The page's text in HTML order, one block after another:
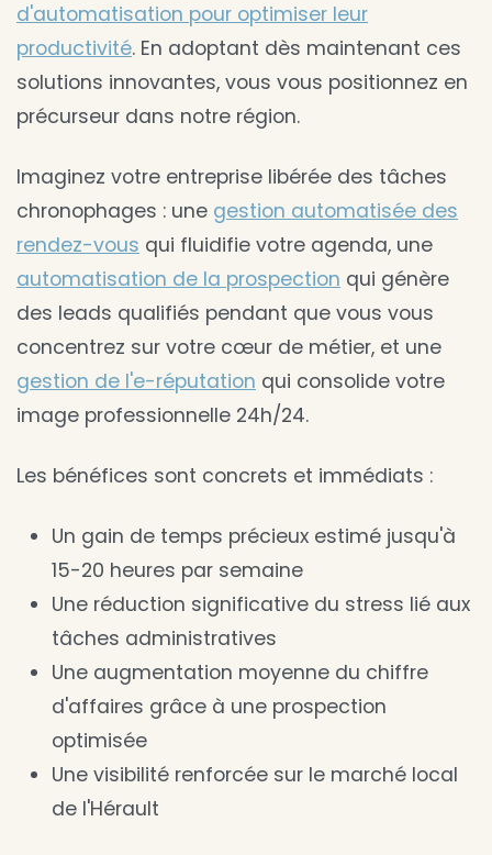
d'automatisation pour optimiser leur
productivité. En adoptant dès maintenant ces
solutions innovantes, vous vous positionnez en
précurseur dans notre région.
Imaginez votre entreprise libérée des tâches
chronophages : une gestion automatisée des
rendez-vous qui fluidifie votre agenda, une
automatisation de la prospection qui génère
des leads qualifiés pendant que vous vous
concentrez sur votre cœur de métier, et une
gestion de l'e-réputation qui consolide votre
image professionnelle 24h/24.
Les bénéfices sont concrets et immédiats :
Un gain de temps précieux estimé jusqu'à
15-20 heures par semaine
Une réduction significative du stress lié aux
tâches administratives
Une augmentation moyenne du chiffre
d'affaires grâce à une prospection
optimisée
Une visibilité renforcée sur le marché local
de l'Hérault